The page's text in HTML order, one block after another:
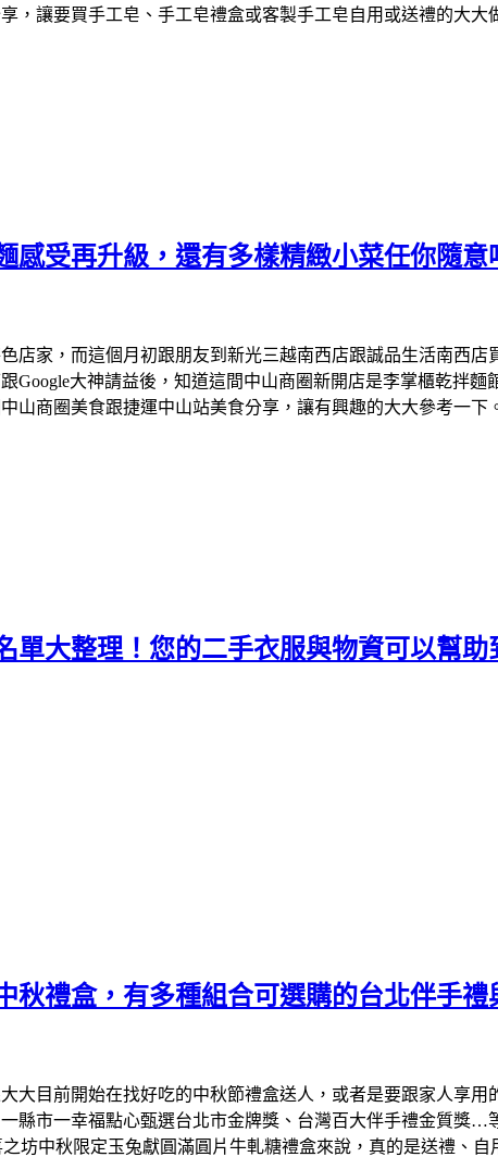
，讓要買手工皂、手工皂禮盒或客製手工皂自用或送禮的大大
感受再升級，還有多樣精緻小菜任你隨
店家，而這個月初跟朋友到新光三越南西店跟誠品生活南西
Google大神請益後，知道這間中山商圈新開店是李掌櫃乾拌
山商圈美食跟捷運中山站美食分享，讓有興趣的大大參考一下
單大整理！您的二手衣服與物資可以幫助
秋禮盒，有多種組合可選購的台北伴手
大目前開始在找好吃的中秋節禮盒送人，或者是要跟家人享
縣市一幸福點心甄選台北市金牌獎、台灣百大伴手禮金質獎
坊中秋限定玉兔獻圓滿圓片牛軋糖禮盒來說，真的是送禮、自